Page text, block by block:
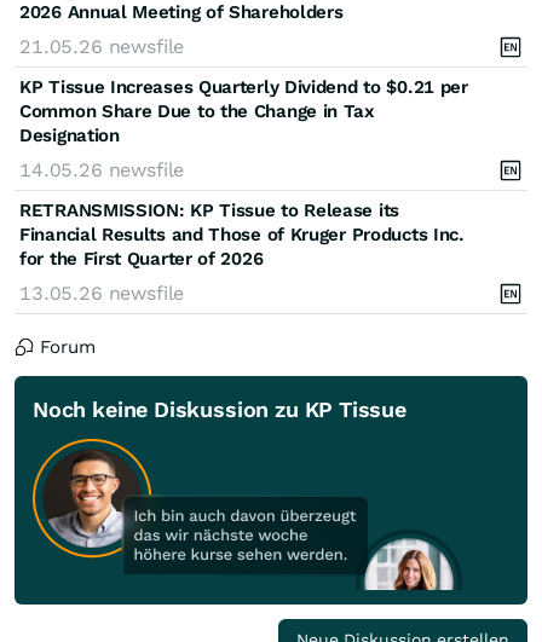
2026 Annual Meeting of Shareholders
21.05.26 newsfile
KP Tissue Increases Quarterly Dividend to $0.21 per
Common Share Due to the Change in Tax
Designation
14.05.26 newsfile
RETRANSMISSION: KP Tissue to Release its
Financial Results and Those of Kruger Products Inc.
for the First Quarter of 2026
13.05.26 newsfile
Forum
Noch keine Diskussion zu KP Tissue